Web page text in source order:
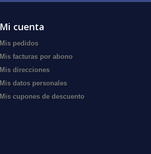
Mi cuenta
Mis pedidos
Mis facturas por abono
Mis direcciones
Mis datos personales
Mis cupones de descuento